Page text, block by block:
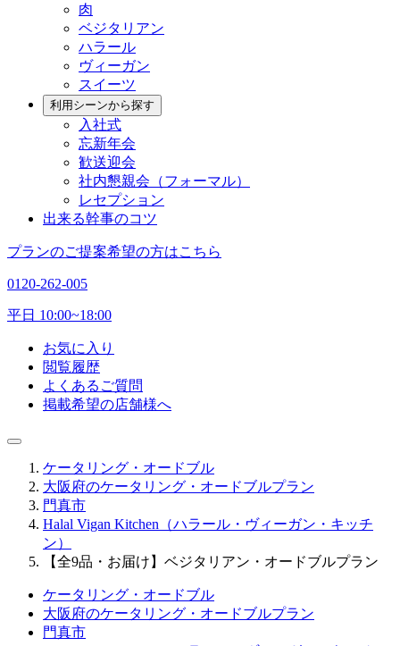
肉
ベジタリアン
ハラール
ヴィーガン
スイーツ
利用シーンから探す
入社式
忘新年会
歓送迎会
社内懇親会（フォーマル）
レセプション
出来る幹事のコツ
プランのご提案希望の方はこちら
0120-262-005
平日 10:00~18:00
お気に入り
閲覧履歴
よくあるご質問
掲載希望の店舗様へ
ケータリング・オードブル
大阪府のケータリング・オードブルプラン
門真市
Halal Vigan Kitchen（ハラール・ヴィーガン・キッチ
ン）
【全9品・お届け】ベジタリアン・オードブルプラン
ケータリング・オードブル
大阪府のケータリング・オードブルプラン
門真市